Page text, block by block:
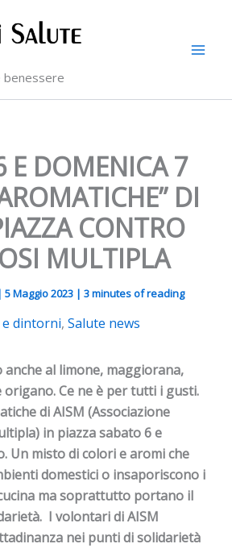
benessere
E DOMENICA 7
DI
CONTRO
MULTIPLA
5 Maggio 2023 | 3 minutes of reading
dintorni, Salute news
al limone, maggiorana,
origano. Ce ne è per tutti i gusti.
di AISM (Associazione
in piazza sabato 6 e
Un misto di colori e aromi che
domestici o insaporiscono i
ma soprattutto portano il
I volontari di AISM
nei punti di solidarietà